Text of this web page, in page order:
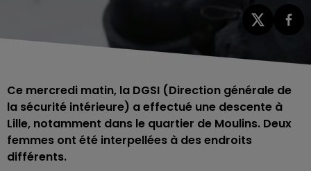
Ce mercredi matin, la DGSI (Direction générale de
la sécurité intérieure) a effectué une descente à
Lille, notamment dans le quartier de Moulins. Deux
femmes ont été interpellées à des endroits
différents.